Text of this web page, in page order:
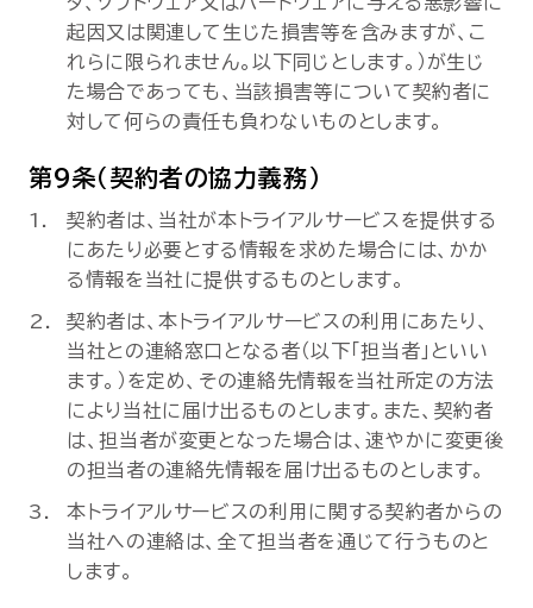
起因又は関連して生じた損害等を含みますが、こ
れらに限られません。以下同じとします。）が生じ
た場合であっても、当該損害等について契約者に
対して何らの責任も負わないものとします。
第9条（契約者の協力義務）
契約者は、当社が本トライアルサービスを提供する
にあたり必要とする情報を求めた場合には、かか
る情報を当社に提供するものとします。
契約者は、本トライアルサービスの利用にあたり、
当社との連絡窓口となる者（以下「担当者」といい
ます。）を定め、その連絡先情報を当社所定の方法
により当社に届け出るものとします。また、契約者
は、担当者が変更となった場合は、速やかに変更後
の担当者の連絡先情報を届け出るものとします。
本トライアルサービスの利用に関する契約者からの
当社への連絡は、全て担当者を通じて行うものと
します。